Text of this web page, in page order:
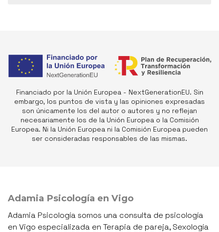
Financiado por la Unión Europea - NextGenerationEU. Sin
embargo, los puntos de vista y las opiniones expresadas
son únicamente los del autor o autores y no reflejan
necesariamente los de la Unión Europea o la Comisión
Europea. Ni la Unión Europea ni la Comisión Europea pueden
ser consideradas responsables de las mismas.
Adamia Psicología en Vigo
Adamia Psicología somos una consulta de psicología
en Vigo especializada en Terapia de pareja, Sexología